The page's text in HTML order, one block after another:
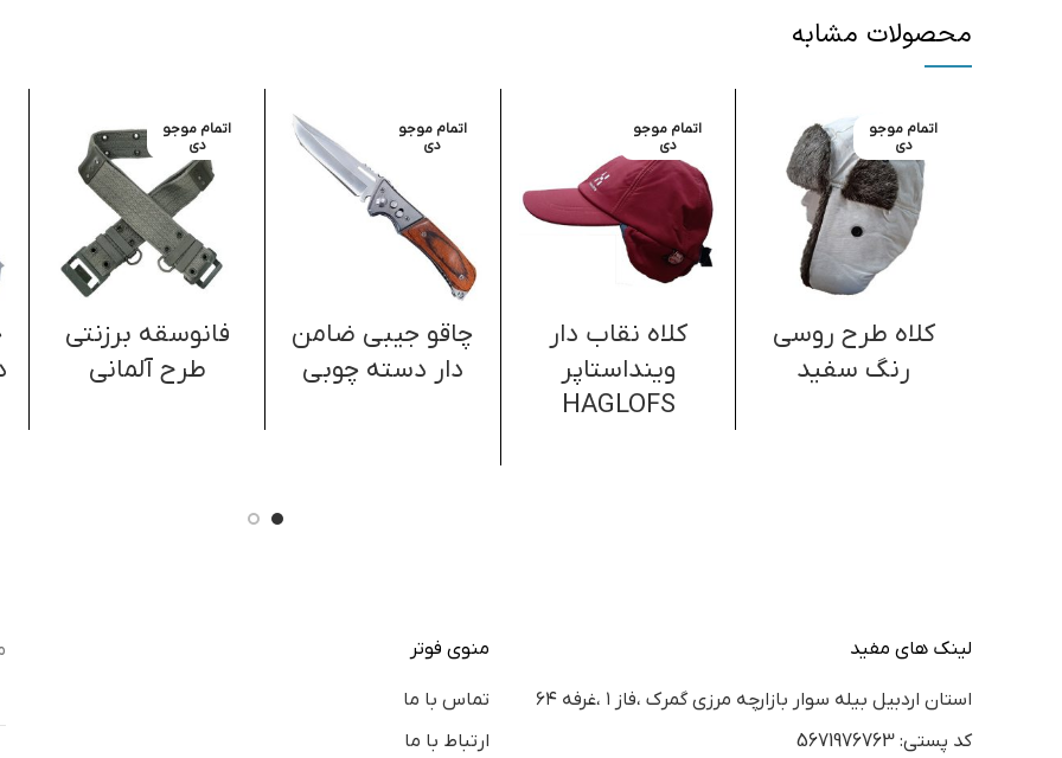
محصولات مشابه
اتمام موجو
دی
کلاه طرح روسی
رنگ سفید
اتمام موجو
دی
کلاه نقاب دار
وینداستاپر
HAGLOFS
اتمام موجو
دی
چاقو جیبی ضامن
دار دسته چوبی
اتمام موجو
دی
فانوسقه برزنتی
طرح آلمانی
لینک های مفید
استان اردبيل بيله سوار بازارچه مرزي گمرك ،فاز ١ ،غرفه ٦٤
كد پستي: 5671976763
منوی فوتر
تماس با ما
ارتباط با ما